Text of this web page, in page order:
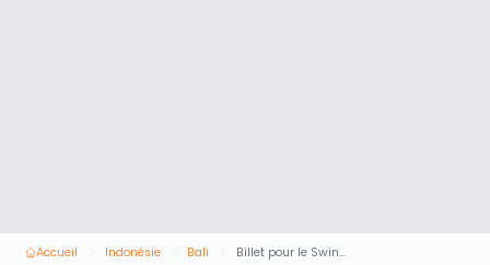
Accueil Indonésie Bali Billet pour le Swing Picheaven à Bali